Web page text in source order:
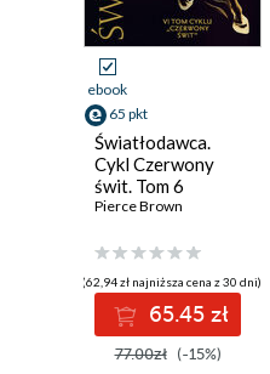
ebook
65 pkt
Światłodawca.
Cykl Czerwony
świt. Tom 6
Pierce Brown
(62,94 zł najniższa cena z 30 dni)
65.45 zł
77.00zł (-15%)